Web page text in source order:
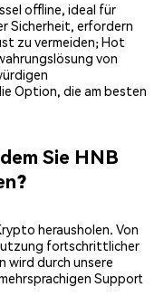
offline, ideal für
Sicherheit, erfordern
zu vermeiden; Hot
von
Option, die am besten
Sie HNB
herausholen. Von
fortschrittlicher
wird durch unsere
Support